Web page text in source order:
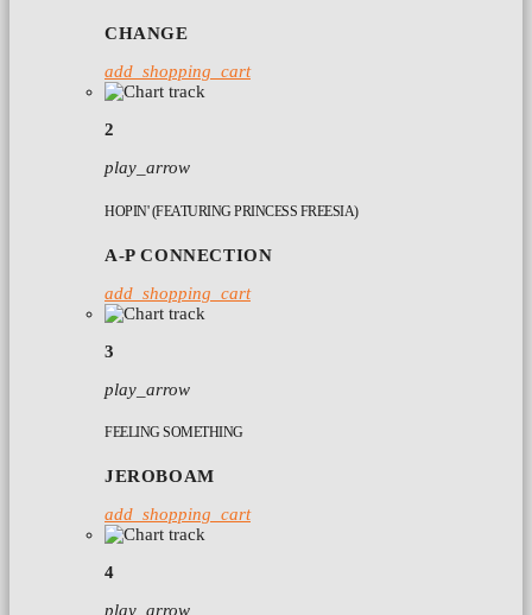
CHANGE
add_shopping_cart
2
play_arrow
HOPIN' (FEATURING PRINCESS FREESIA)
A-P CONNECTION
add_shopping_cart
3
play_arrow
FEELING SOMETHING
JEROBOAM
add_shopping_cart
4
play_arrow